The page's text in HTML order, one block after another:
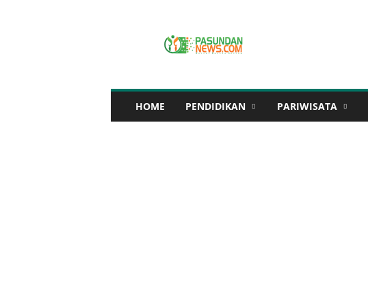
HOME PENDIDIKAN PARIWISATA